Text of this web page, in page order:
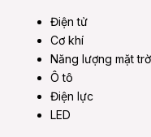
Điện tử
Cơ khí
Năng lượng mặt
Ô tô
Điện lực
LED